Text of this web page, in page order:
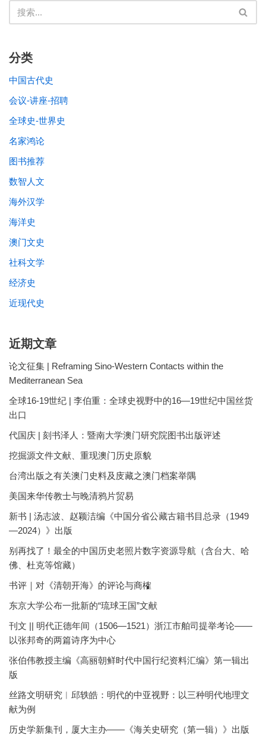
分类
中国古代史
会议-讲座-招聘
全球史-世界史
名家鸿论
图书推荐
数智人文
海外汉学
海洋史
澳门文史
社科文学
经济史
近现代史
近期文章
论文征集 | Reframing Sino-Western Contacts within the
Mediterranean Sea
全球16-19世纪 | 李伯重：全球史视野中的16—19世纪中国丝货
出口
代国庆 | 刻书泽人：暨南大学澳门研究院图书出版评述
挖掘源文件文献、重现澳门历史原貌
台湾出版之有关澳门史料及庋藏之澳门档案举隅
美国来华传教士与晚清鸦片贸易
新书 | 汤志波、赵颖洁编《中国分省公藏古籍书目总录（1949
—2024）》出版
别再找了！最全的中国历史老照片数字资源导航（含台大、哈
佛、杜克等馆藏）
书评｜对《清朝开海》的评论与商榷
东京大学公布一批新的“琉球王国”文献
刊文 || 明代正德年间（1506—1521）浙江市舶司提举考论——
以张邦奇的两篇诗序为中心
张伯伟教授主编《高丽朝鲜时代中国行纪资料汇编》第一辑出
版
丝路文明研究︱邱轶皓：明代的中亚视野：以三种明代地理文
献为例
历史学新集刊，厦大主办——《海关史研究（第一辑）》出版